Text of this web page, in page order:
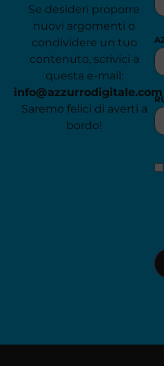
Se desideri proporre
nuovi argomenti o
condividere un tuo
contenuto, scrivici a
questa e-mail:
info@azzurrodigitale.com
Saremo felici di averti a
bordo!